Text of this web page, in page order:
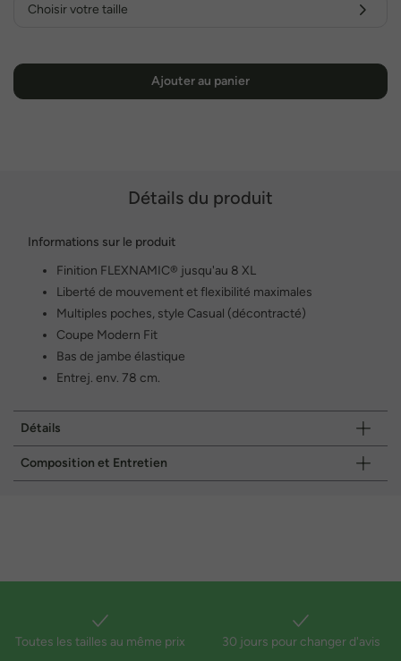
Choisir votre taille
Ajouter au panier
Détails du produit
Informations sur le produit
Finition FLEXNAMIC® jusqu'au 8 XL
Liberté de mouvement et flexibilité maximales
Multiples poches, style Casual (décontracté)
Coupe Modern Fit
Bas de jambe élastique
Entrej. env. 78 cm.
Détails
Composition et Entretien
Toutes les tailles au même prix 30 jours pour changer d'avis